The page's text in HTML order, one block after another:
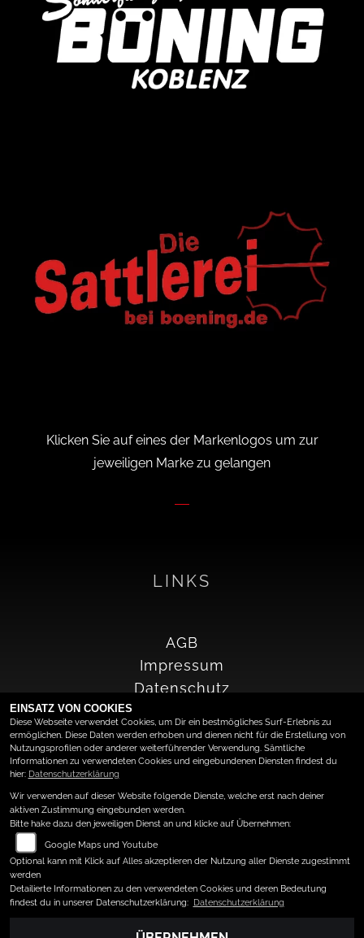
Klicken Sie auf eines der Markenlogos um zur
jeweiligen Marke zu gelangen
LINKS
AGB
Impressum
Datenschutz
Disclaimer
KONTAKT
Ernst-Abbe-Str. 2
56070 Koblenz
EINSATZ VON COOKIES
Diese Webseite verwendet Cookies, um Dir ein bestmögliches Surf-Erlebnis zu
ermöglichen. Diese Daten werden erhoben und dienen nicht für die Erstellung von
Nutzungsprofilen oder anderer weiterführender Verwendung. Sämtliche
Informationen zu verwendeten Cookies und eingebundenen Diensten findest du
hier: Datenschutzerklärung
Wir verwenden auf dieser Website folgende Dienste, welche erst nach deiner
aktiven Zustimmung eingebunden werden.
Bitte hake dazu den jeweiligen Dienst an und klicke auf Übernehmen:
Google Maps und Youtube
Optional kann mit Klick auf Alles akzeptieren der Nutzung aller Dienste zugestimmt
werden
Detailierte Informationen zu den verwendeten Cookies und deren Bedeutung
findest du in unserer Datenschutzerklärung: Datenschutzerklärung